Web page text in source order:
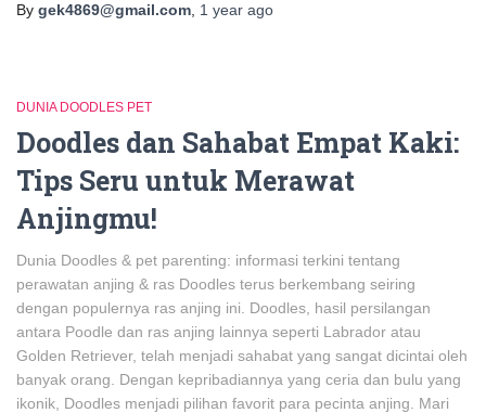
By gek4869@gmail.com 1 year ago
DUNIA DOODLES PET
Doodles dan Sahabat Empat Kaki:
Tips Seru untuk Merawat
Anjingmu!
Dunia Doodles & pet parenting: informasi terkini tentang
perawatan anjing & ras Doodles terus berkembang seiring
dengan populernya ras anjing ini. Doodles, hasil persilangan
antara Poodle dan ras anjing lainnya seperti Labrador atau
Golden Retriever, telah menjadi sahabat yang sangat dicintai oleh
banyak orang. Dengan kepribadiannya yang ceria dan bulu yang
ikonik, Doodles menjadi pilihan favorit para pecinta anjing. Mari